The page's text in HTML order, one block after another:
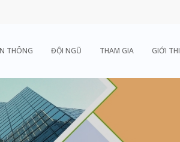
THÔNG ĐỘI NGŨ THAM GIA GIỚI